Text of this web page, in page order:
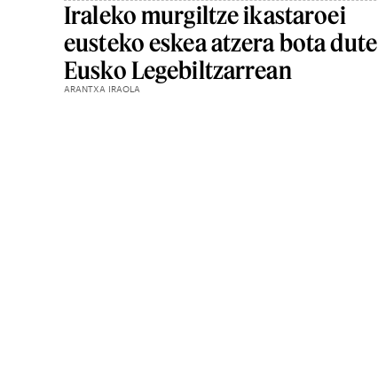
Iraleko murgiltze ikastaroei
eusteko eskea atzera bota dute
Eusko Legebiltzarrean
ARANTXA IRAOLA